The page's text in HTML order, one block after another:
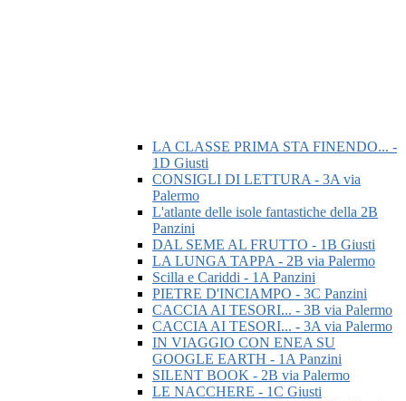
LA CLASSE PRIMA STA FINENDO... -
1D Giusti
CONSIGLI DI LETTURA - 3A via
Palermo
L'atlante delle isole fantastiche della 2B
Panzini
DAL SEME AL FRUTTO - 1B Giusti
LA LUNGA TAPPA - 2B via Palermo
Scilla e Cariddi - 1A Panzini
PIETRE D'INCIAMPO - 3C Panzini
CACCIA AI TESORI... - 3B via Palermo
CACCIA AI TESORI... - 3A via Palermo
IN VIAGGIO CON ENEA SU
GOOGLE EARTH - 1A Panzini
SILENT BOOK - 2B via Palermo
LE NACCHERE - 1C Giusti